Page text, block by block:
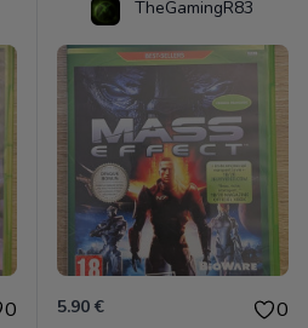
0
TheGamingR83
5.90 € 0